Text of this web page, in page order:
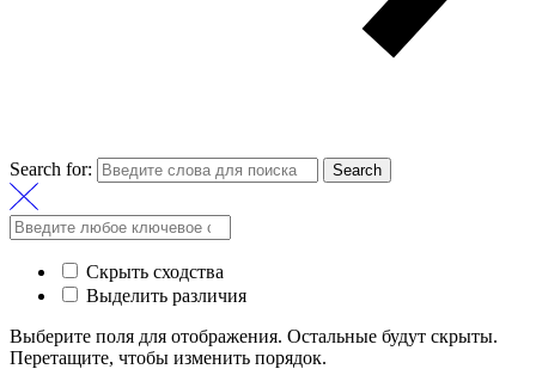
Search for: Search
Скрыть сходства
Выделить различия
Выберите поля для отображения. Остальные будут скрыты.
Перетащите, чтобы изменить порядок.